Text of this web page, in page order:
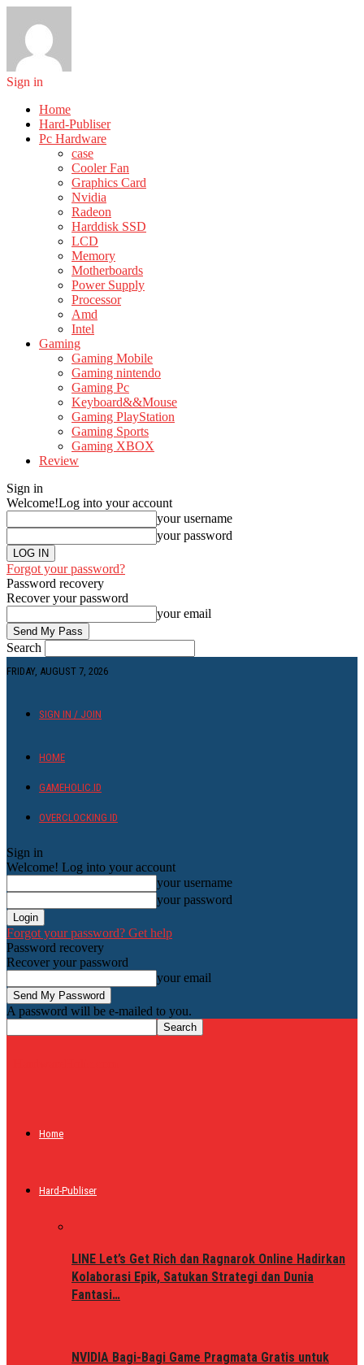
Sign in
Home
Hard-Publiser
Pc Hardware
case
Cooler Fan
Graphics Card
Nvidia
Radeon
Harddisk SSD
LCD
Memory
Motherboards
Power Supply
Processor
Amd
Intel
Gaming
Gaming Mobile
Gaming nintendo
Gaming Pc
Keyboard&&Mouse
Gaming PlayStation
Gaming Sports
Gaming XBOX
Review
Sign in
Welcome!Log into your account
your username
your password
Forgot your password?
Password recovery
Recover your password
your email
Search
FRIDAY, AUGUST 7, 2026
SIGN IN / JOIN
HOME
GAMEHOLIC.ID
OVERCLOCKING ID
Sign in
Welcome! Log into your account
your username
your password
Forgot your password? Get help
Password recovery
Recover your password
your email
A password will be e-mailed to you.
Home
Hard-Publiser
LINE Let’s Get Rich dan Ragnarok Online Hadirkan
Kolaborasi Epik, Satukan Strategi dan Dunia
Fantasi…
NVIDIA Bagi-Bagi Game Pragmata Gratis untuk